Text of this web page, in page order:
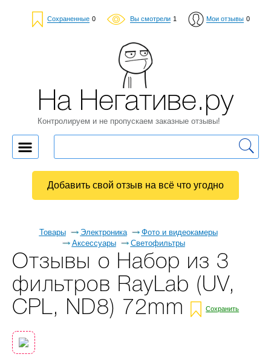
Сохраненные 0 Вы смотрели 1 Мои отзывы 0
Товары Электроника
Фото и видеокамеры
Аксессуары
Светофильтры
Отзывы о Набор из 3
фильтров RayLab (UV,
CPL, ND8) 72mm
Сохранить
На Негативе.ру
Контролируем и не пропускаем заказные отзывы!
Добавить свой отзыв на всё что угодно